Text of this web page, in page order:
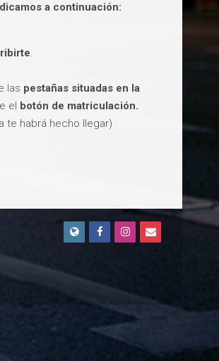
a continuación:
.
las pestañas situadas en la
el botón de matriculación.
te habrá hecho llegar)